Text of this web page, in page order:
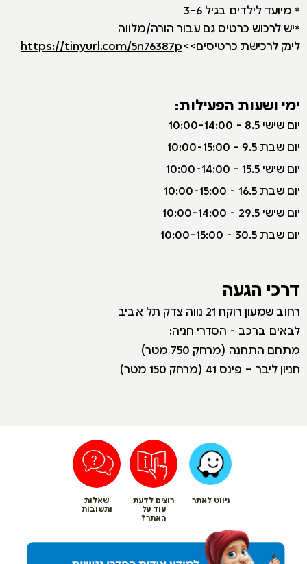
* מיועד לילדים בגיל 3-6
*יש לרכוש כרטיס גם עבור הורה/מלווה
לינק לרכישת כרטיסים>>https://tinyurl.com/5n76387p
ימי ושעות הפעילות:
יום שישי 8.5 - 10:00-14:00
יום שבת 9.5 - 10:00-15:00
יום שישי 15.5 - 10:00-14:00
יום שבת 16.5 - 10:00-15:00
יום שישי 29.5 - 10:00-14:00
יום שבת 30.5 - 10:00-15:00
דרכי הגעה
רחוב שמעון רוקח 21 נווה צדק תל אביב
לבאים ברכב - הסדרי חניה:
מתחם התחנה (מרחק 750 מטר)
חניון ליבר – פינס 41 (מרחק 150 מטר)
ניווט לאתר
רוצים לדעת
עוד על
האתר?
שאלות
ותשובות